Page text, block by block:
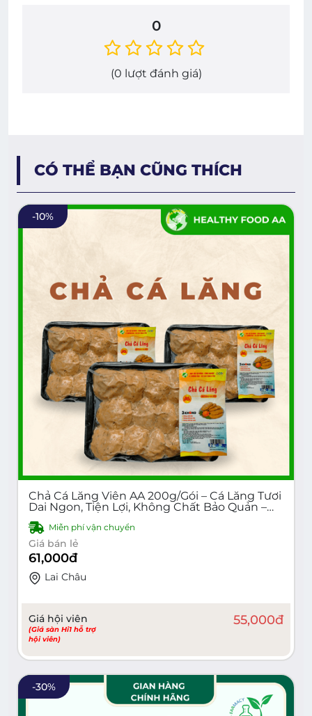
0
(0 lượt đánh giá)
CÓ THỂ BẠN CŨNG THÍCH
-10%
Chả Cá Lăng Viên AA 200g/Gói – Cá Lăng Tươi
Dai Ngon, Tiện Lợi, Không Chất Bảo Quản –
Mua 1kg trở lên Freeship
Miễn phí vận chuyển
Giá bán lẻ
61,000đ
Lai Châu
Giá hội viên
(Giá sàn Hi1 hỗ trợ
hội viên)
55,000đ
-30%